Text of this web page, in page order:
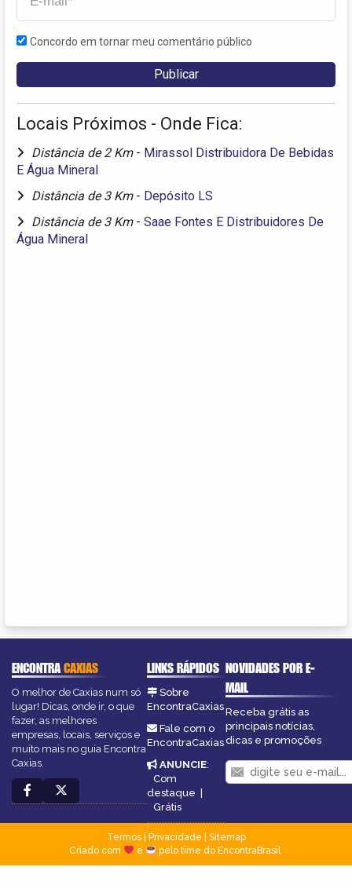
Concordo em tornar meu comentário público
Locais Próximos - Onde Fica:
Distância de 2 Km - Mirassol Distribuidora De Bebidas
E Água Mineral
Distância de 3 Km - Depósito LS
Distância de 3 Km - Saae Fontes E Distribuidores De
Água Mineral
ENCONTRACAXIAS
O melhor de Caxias num só
lugar! Dicas, onde ir, o que
fazer, as melhores
empresas, locais, serviços e
muito mais no guia Encontra
Caxias.
LINKS RÁPIDOS
Sobre
EncontraCaxias
Fale com o
EncontraCaxias
ANUNCIE:
Com
destaque |
Grátis
NOVIDADES POR E-
MAIL
Receba grátis as
principais notícias,
dicas e promoções
Termos| Privacidade
Sitemap
Criado com
e pelo time do EncontraBrasil